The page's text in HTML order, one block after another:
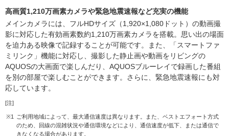
高画質1,210万画素カメラや緊急地震速報など充実の機能
メインカメラには、フルHDサイズ（1,920×1,080ドット）の動画撮
影に対応した有効画素数約1,210万画素カメラを搭載。思い出の場面
を迫力ある映像で記録することが可能です。また、「スマートファ
ミリンク」機能に対応し、撮影した静止画や動画をリビングの
AQUOSの大画面で楽しんだり、AQUOSブルーレイで録画した番組
を別の部屋で楽しむことができます。さらに、緊急地震速報にも対
応しています。
[注]
※1
ご利用地域によって、最大通信速度は異なります。また、ベストエフォート方式
のため、回線の混雑状況や通信環境などにより、通信速度が低下、または通信で
きなくなる場合があります。